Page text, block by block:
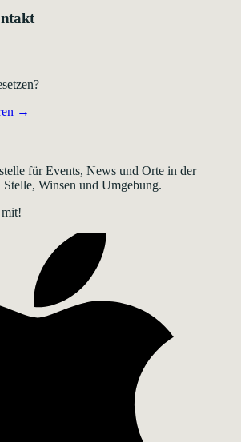
→
für Events, News und Orte in der
Stelle, Winsen und Umgebung.